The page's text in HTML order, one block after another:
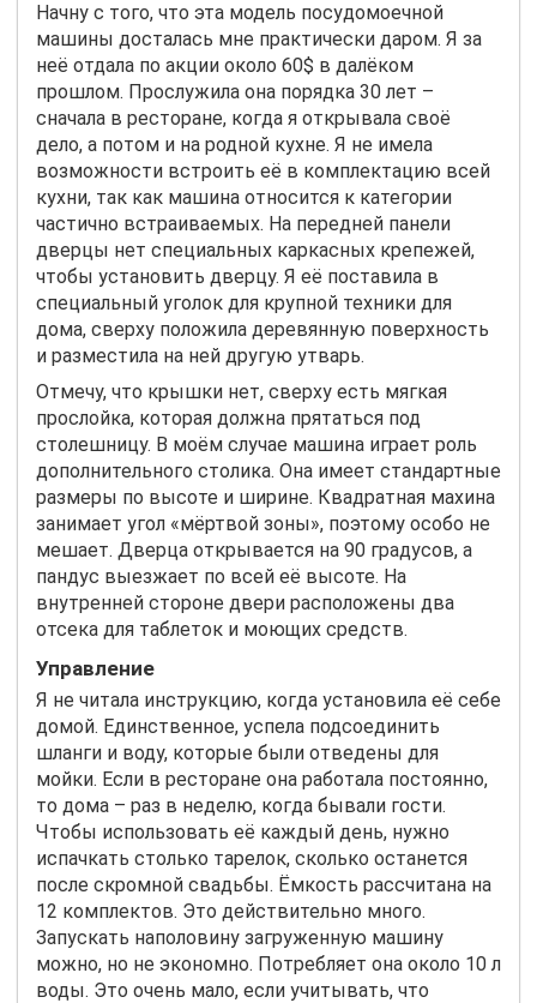
Начну с того, что эта модель посудомоечной
машины досталась мне практически даром. Я за
неё отдала по акции около 60$ в далёком
прошлом. Прослужила она порядка 30 лет –
сначала в ресторане, когда я открывала своё
дело, а потом и на родной кухне. Я не имела
возможности встроить её в комплектацию всей
кухни, так как машина относится к категории
частично встраиваемых. На передней панели
дверцы нет специальных каркасных крепежей,
чтобы установить дверцу. Я её поставила в
специальный уголок для крупной техники для
дома, сверху положила деревянную поверхность
и разместила на ней другую утварь.
Отмечу, что крышки нет, сверху есть мягкая
прослойка, которая должна прятаться под
столешницу. В моём случае машина играет роль
дополнительного столика. Она имеет стандартные
размеры по высоте и ширине. Квадратная махина
занимает угол «мёртвой зоны», поэтому особо не
мешает. Дверца открывается на 90 градусов, а
пандус выезжает по всей её высоте. На
внутренней стороне двери расположены два
отсека для таблеток и моющих средств.
Управление
Я не читала инструкцию, когда установила её себе
домой. Единственное, успела подсоединить
шланги и воду, которые были отведены для
мойки. Если в ресторане она работала постоянно,
то дома – раз в неделю, когда бывали гости.
Чтобы использовать её каждый день, нужно
испачкать столько тарелок, сколько останется
после скромной свадьбы. Ёмкость рассчитана на
12 комплектов. Это действительно много.
Запускать наполовину загруженную машину
можно, но не экономно. Потребляет она около 10 л
воды. Это очень мало, если учитывать, что